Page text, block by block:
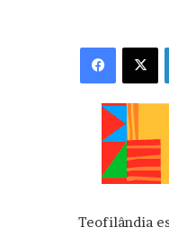
Facebook X
Teofilândia